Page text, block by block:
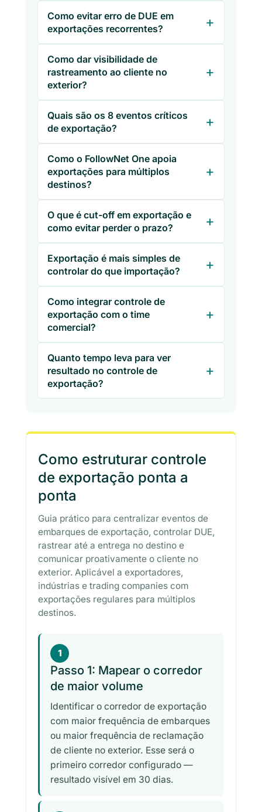
Como evitar erro de DUE em
exportações recorrentes?
Como dar visibilidade de
rastreamento ao cliente no
exterior?
Quais são os 8 eventos críticos
de exportação?
Como o FollowNet One apoia
exportações para múltiplos
destinos?
O que é cut-off em exportação e
como evitar perder o prazo?
Exportação é mais simples de
controlar do que importação?
Como integrar controle de
exportação com o time
comercial?
Quanto tempo leva para ver
resultado no controle de
exportação?
Como estruturar controle
de exportação ponta a
ponta
Guia prático para centralizar eventos de
embarques de exportação, controlar DUE,
rastrear até a entrega no destino e
comunicar proativamente o cliente no
exterior. Aplicável a exportadores,
indústrias e trading companies com
exportações regulares para múltiplos
destinos.
1
Passo 1: Mapear o corredor
de maior volume
Identificar o corredor de exportação
com maior frequência de embarques
ou maior frequência de reclamação
de cliente no exterior. Esse será o
primeiro corredor configurado —
resultado visível em 30 dias.